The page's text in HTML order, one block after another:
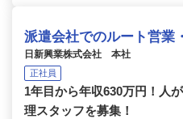
派遣会社でのルート営業
日新興業株式会社 本社
正社員
1年目から年収630万円！人
理スタッフを募集！